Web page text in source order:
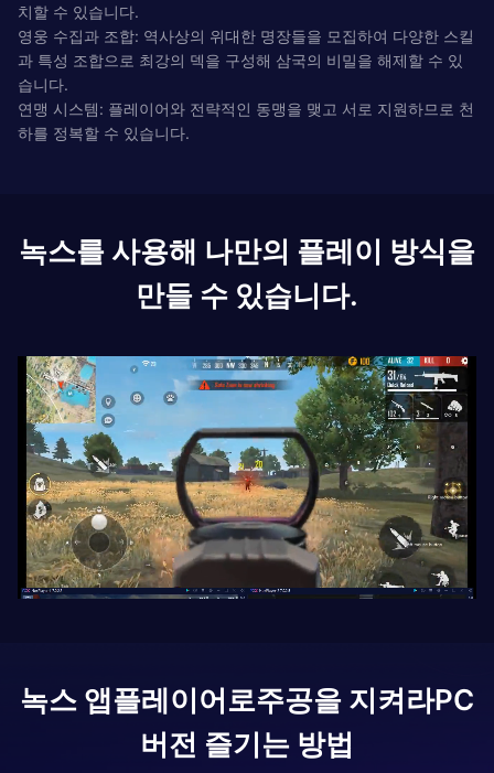
치할 수 있습니다.
영웅 수집과 조합: 역사상의 위대한 명장들을 모집하여 다양한 스킬
과 특성 조합으로 최강의 덱을 구성해 삼국의 비밀을 해제할 수 있
습니다.
연맹 시스템: 플레이어와 전략적인 동맹을 맺고 서로 지원하므로 천
하를 정복할 수 있습니다.
녹스를 사용해 나만의 플레이 방식을
만들 수 있습니다.
녹스 앱플레이어로주공을 지켜라PC
버전 즐기는 방법